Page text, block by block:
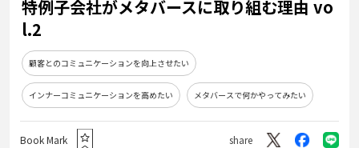
特例子会社がメタバースに取り組む理由 vo
l.2
顧客とのコミュニケーションを向上させたい
インナーコミュニケーションを高めたい メタバースで何かやってみたい
Book Mark share